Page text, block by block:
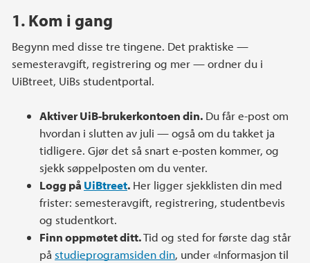
Hovedinnhold
1. Kom i gang
Begynn med disse tre tingene. Det praktiske —
semesteravgift, registrering og mer — ordner du i
UiBtreet, UiBs studentportal.
Aktiver UiB-brukerkontoen din. Du får e-post om
hvordan i slutten av juli — også om du takket ja
tidligere. Gjør det så snart e-posten kommer, og
sjekk søppelposten om du venter.
Logg på UiBtreet. Her ligger sjekklisten din med
frister: semesteravgift, registrering, studentbevis
og studentkort.
Finn oppmøtet ditt.Tid og sted for første dag står
på studieprogramsiden din, under «Informasjon til